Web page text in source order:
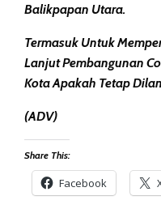
Balikpapan Utara.
Termasuk Untuk
Lanjut Pembangunan
Kota Apakah Tetap
(ADV)
Share This:
Facebook